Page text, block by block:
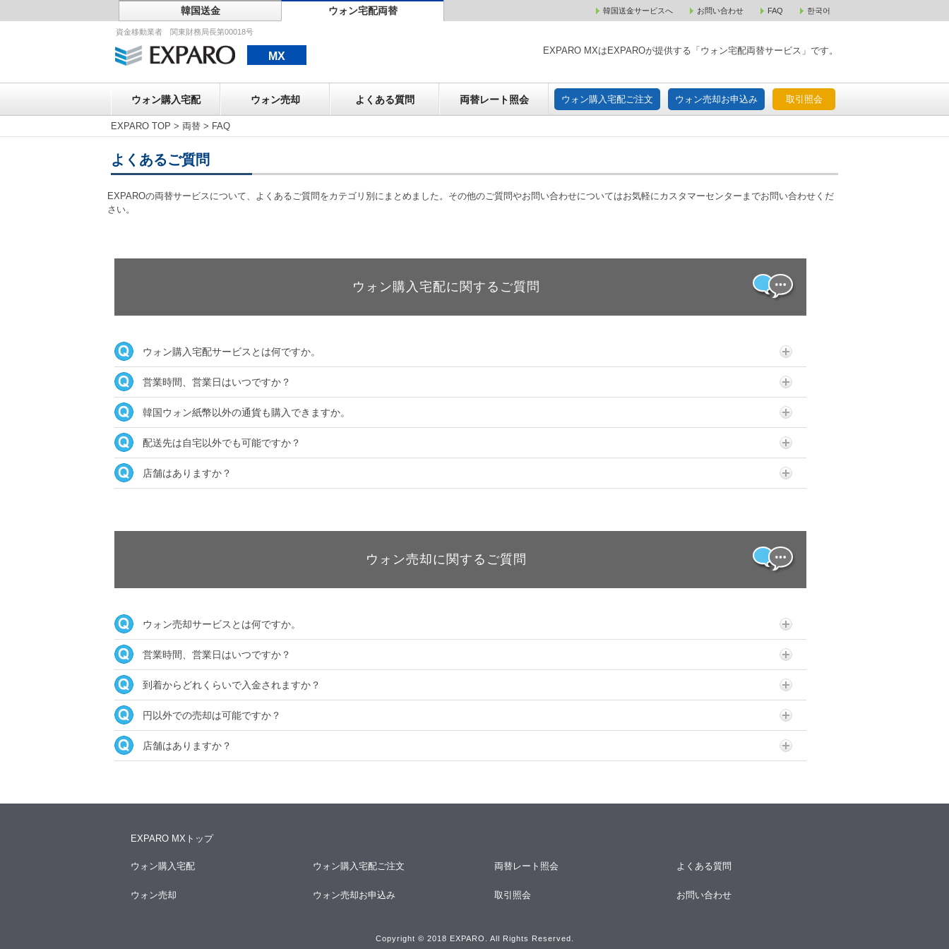
韓国送金 ウォン宅配両替 韓国送金サービスへ お問い合わせ FAQ 한국어
資金移動業者 関東財務局長第00018号
MX EXPARO MXはEXPAROが提供する「ウォン宅配両替サービス」です。
ウォン購入宅配 ウォン売却 よくある質問 両替レート照会 ウォン購入宅配ご注文 ウォン売却お申込み 取引照会
ウォン売却 ウォン購入宅配ご注文 ウォン売却お申込み 取引照会
EXPARO TOP > 両替 > FAQ
よくあるご質問
EXPAROの両替サービスについて、よくあるご質問をカテゴリ別にまとめました。その他のご質問やお問い合わせについてはお気軽にカスタマーセンターまでお問い合わせくだ
さい。
ウォン購入宅配に関するご質問
ウォン購入宅配サービスとは何ですか。
営業時間、営業日はいつですか？
韓国ウォン紙幣以外の通貨も購入できますか。
配送先は自宅以外でも可能ですか？
店舗はありますか？
ウォン売却に関するご質問
ウォン売却サービスとは何ですか。
営業時間、営業日はいつですか？
到着からどれくらいで入金されますか？
円以外での売却は可能ですか？
店舗はありますか？
EXPARO MXトップ
ウォン購入宅配 ウォン購入宅配ご注文 両替レート照会 よくある質問
ウォン売却 ウォン売却お申込み 取引照会 お問い合わせ
Copyright © 2018 EXPARO. All Rights Reserved.